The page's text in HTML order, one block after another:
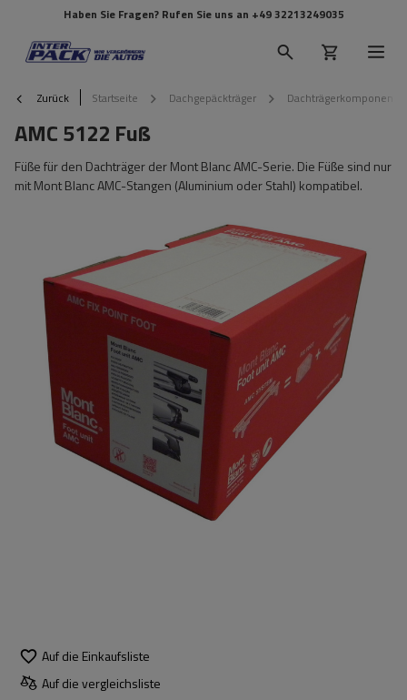
Haben Sie Fragen? Rufen Sie uns an +49 32213249035
Zurück Startseite Dachgepäckträger
AMC 5122 Fuß
Füße für den Dachträger der Mont Blanc AMC-Serie. Die Füße sind nur
mit Mont Blanc AMC-Stangen (Aluminium oder Stahl) kompatibel.
Auf die Einkaufsliste
Auf die vergleichsliste